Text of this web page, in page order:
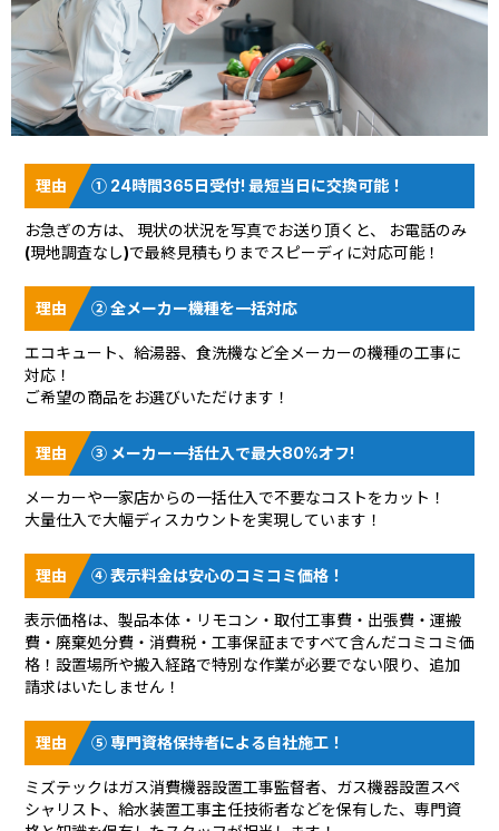
① 24時間365日受付! 最短当日に交換可能！
お急ぎの方は、 現状の状況を写真でお送り頂く と、 お電話のみ
(現地調査なし)で最終見積もりまでスピーディに対応可能！
② 全メーカー機種を一括対応
エコキュート、給湯器、食洗機など全メーカーの機種の工事に
対応！
ご希望の商品をお選びいただけます！
③ メーカー一括仕入で最大80%オフ!
メーカーや一家店からの一括仕入で不要なコストをカット！
大量仕入で大幅ディスカウントを実現しています！
④ 表示料金は安心のコミコミ価格！
表示価格は、製品本体・リモコン・取付工事費・出張費・運搬
費・廃棄処分費・消費税・工事保証まですべて含んだコミコミ価
格！設置場所や搬入経路で特別な作業が必要でない限り、追加
請求はいたしません！
⑤ 専門資格保持者による自社施工！
ミズテックはガス消費機器設置工事監督者、ガス機器設置スペ
シャリスト、給水装置工事主任技術者などを保有した、専門資